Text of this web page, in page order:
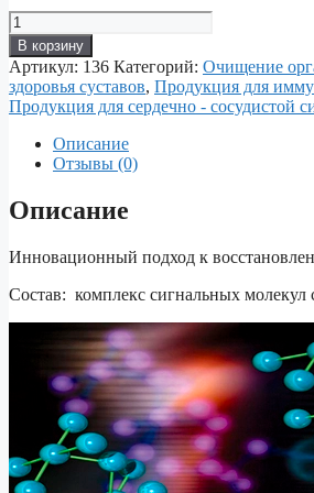
Количество
товара
СОМ
-
«Омоложение
организма
клеточном
В корзину
Артикул: 136 Категорий: Очищение
здоровья суставов, Продукция для
Продукция для сердечно - сосудистой
Описание
Отзывы (0)
Описание
Инновационный подход к
Состав: комплекс сигнальных